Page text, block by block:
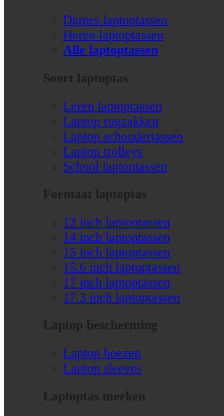
Dames laptoptassen
Heren laptoptassen
Alle laptoptassen
Soort laptoptas
Leren laptoptassen
Laptop rugzakken
Laptop schoudertassen
Laptop trolleys
School laptoptassen
Formaat laptoptas
13 inch laptoptassen
14 inch laptoptassen
15 inch laptoptassen
15.6 inch laptoptassen
17 inch laptoptassen
17.3 inch laptoptassen
Laptop bescherming
Laptop hoezen
Laptop sleeves
Laptoptas merken